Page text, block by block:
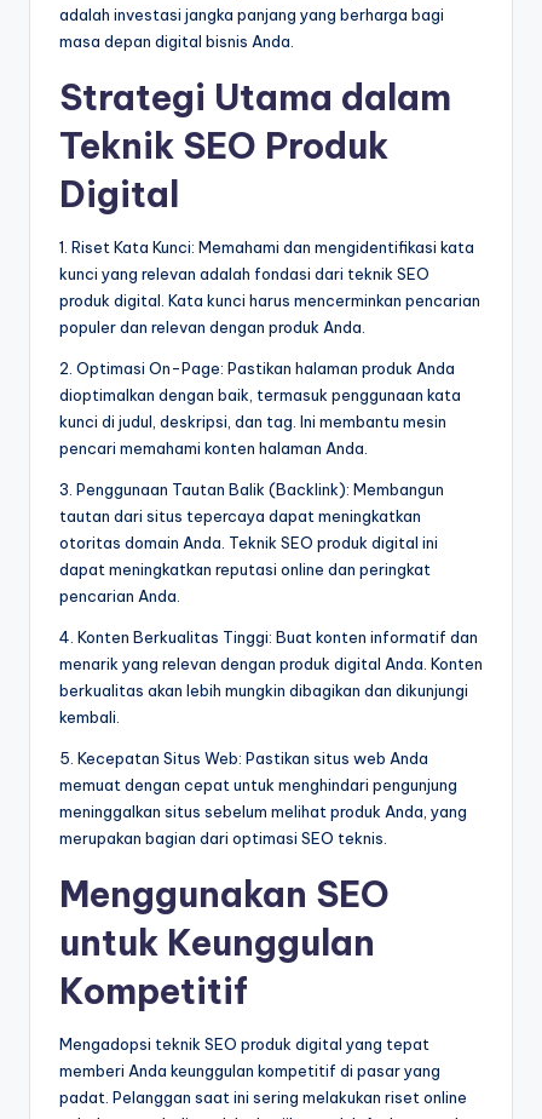
adalah investasi jangka panjang yang berharga bagi
masa depan digital bisnis Anda.
Strategi Utama dalam
Teknik SEO Produk
Digital
1. Riset Kata Kunci: Memahami dan mengidentifikasi kata
kunci yang relevan adalah fondasi dari teknik SEO
produk digital. Kata kunci harus mencerminkan pencarian
populer dan relevan dengan produk Anda.
2. Optimasi On-Page: Pastikan halaman produk Anda
dioptimalkan dengan baik, termasuk penggunaan kata
kunci di judul, deskripsi, dan tag. Ini membantu mesin
pencari memahami konten halaman Anda.
3. Penggunaan Tautan Balik (Backlink): Membangun
tautan dari situs tepercaya dapat meningkatkan
otoritas domain Anda. Teknik SEO produk digital ini
dapat meningkatkan reputasi online dan peringkat
pencarian Anda.
4. Konten Berkualitas Tinggi: Buat konten informatif dan
menarik yang relevan dengan produk digital Anda. Konten
berkualitas akan lebih mungkin dibagikan dan dikunjungi
kembali.
5. Kecepatan Situs Web: Pastikan situs web Anda
memuat dengan cepat untuk menghindari pengunjung
meninggalkan situs sebelum melihat produk Anda, yang
merupakan bagian dari optimasi SEO teknis.
Menggunakan SEO
untuk Keunggulan
Kompetitif
Mengadopsi teknik SEO produk digital yang tepat
memberi Anda keunggulan kompetitif di pasar yang
padat. Pelanggan saat ini sering melakukan riset online